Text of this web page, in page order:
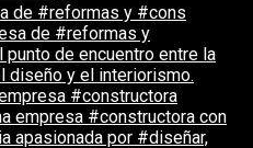
de #reformas y #cons
#constructora